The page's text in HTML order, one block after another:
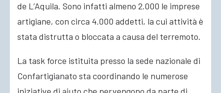
de L’Aquila. Sono infatti almeno 2.000 le imprese
artigiane, con circa 4.000 addetti, la cui attività è
stata distrutta o bloccata a causa del terremoto.
La task force istituita presso la sede nazionale di
Confartigianato sta coordinando le numerose